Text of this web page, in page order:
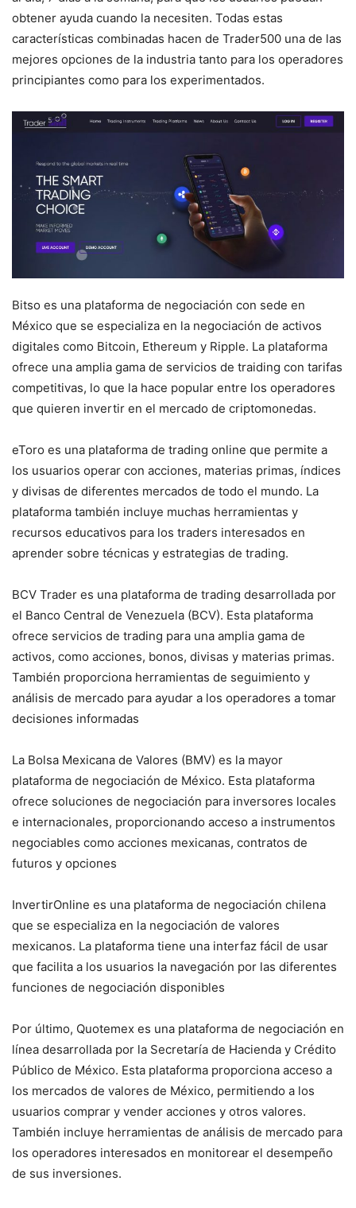
obtener ayuda cuando la necesiten. Todas estas
características combinadas hacen de Trader500 una de las
mejores opciones de la industria tanto para los operadores
principiantes como para los experimentados.
Bitso es una plataforma de negociación con sede en
México que se especializa en la negociación de activos
digitales como Bitcoin, Ethereum y Ripple. La plataforma
ofrece una amplia gama de servicios de traiding con tarifas
competitivas, lo que la hace popular entre los operadores
que quieren invertir en el mercado de criptomonedas.
eToro es una plataforma de trading online que permite a
los usuarios operar con acciones, materias primas, índices
y divisas de diferentes mercados de todo el mundo. La
plataforma también incluye muchas herramientas y
recursos educativos para los traders interesados en
aprender sobre técnicas y estrategias de trading.
BCV Trader es una plataforma de trading desarrollada por
el Banco Central de Venezuela (BCV). Esta plataforma
ofrece servicios de trading para una amplia gama de
activos, como acciones, bonos, divisas y materias primas.
También proporciona herramientas de seguimiento y
análisis de mercado para ayudar a los operadores a tomar
decisiones informadas
La Bolsa Mexicana de Valores (BMV) es la mayor
plataforma de negociación de México. Esta plataforma
ofrece soluciones de negociación para inversores locales
e internacionales, proporcionando acceso a instrumentos
negociables como acciones mexicanas, contratos de
futuros y opciones
InvertirOnline es una plataforma de negociación chilena
que se especializa en la negociación de valores
mexicanos. La plataforma tiene una interfaz fácil de usar
que facilita a los usuarios la navegación por las diferentes
funciones de negociación disponibles
Por último, Quotemex es una plataforma de negociación en
línea desarrollada por la Secretaría de Hacienda y Crédito
Público de México. Esta plataforma proporciona acceso a
los mercados de valores de México, permitiendo a los
usuarios comprar y vender acciones y otros valores.
También incluye herramientas de análisis de mercado para
los operadores interesados en monitorear el desempeño
de sus inversiones.